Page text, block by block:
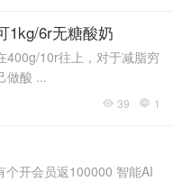
1kg/6r无糖酸奶
400g/10r往上，对于减脂穷
做酸 ...
 39  1
个开会员返100000 智能AI